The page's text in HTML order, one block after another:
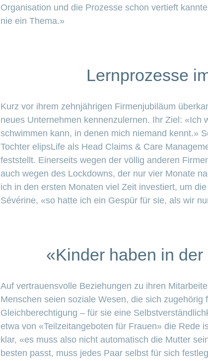
Organisation und die Prozesse schon vertieft
nie ein Thema.»
Lernprozesse
Kurz vor ihrem zehnjährigen Firmenjubiläum
neues Unternehmen kennenzulernen. Ihr Ziel: «Ich
schwimmen kann, in denen mich niemand kennt.»
Tochter elipsLife als Head Claims & Care
feststellt. Einerseits wegen der völlig anderen
auch wegen des Lockdowns, der nur vier Monate
ich in den ersten Monaten viel Zeit investiert, um
Sévérine, «so hatte ich ein Gespür für sie, als wir
«Kinder haben in
Auf vertrauensvolle Beziehungen zu ihren
Menschen seien soziale Wesen, die sich
Gleichberechtigung – für sie eine
etwa von «Teilzeitangeboten für Frauen» die Rede
klar, «es muss also nicht automatisch die Mutter
besten passt, muss jedes Paar selbst für sich